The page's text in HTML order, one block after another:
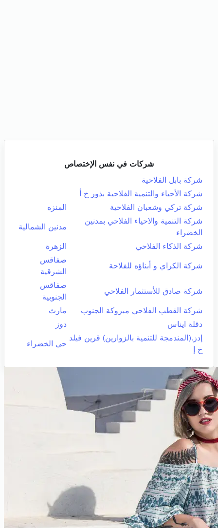
شركات في نفس الإختصاص
شركة بابل الفلاحية
شركة الأحياء والتنمية الفلاحية بذور خ أ
شركة تركي وشعبان الفلاحية
المنزه
شركة التنمية والاحياء الفلاحي بمدنين
الخضراء
مدنين الشمالية
شركة الذكاء الفلاحي الزهرة
شركة الكراي و أبناؤه للفلاحة
صفاقس
الشرقية
شركة صادق للأستثمار الفلاحي
صفاقس
الجنوبية
شركة القطب الفلاحي مبروكة الجنوب
مارث
دقلة ايناس
دوز
إدز.(المندمجة للتنمية بالزوارين) قرين فيلد
خ إ
حي الخضراء